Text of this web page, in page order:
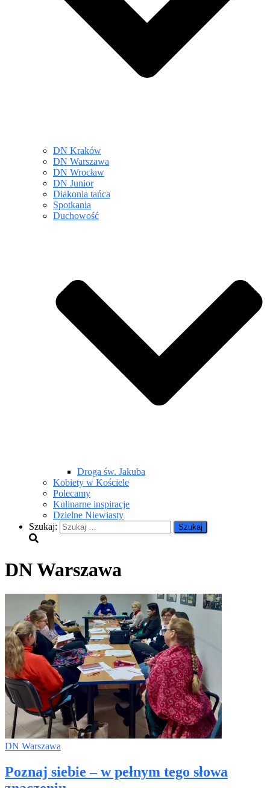
DN Kraków
DN Warszawa
DN Wrocław
DN Junior
Diakonia tańca
Spotkania
Duchowość
Droga św. Jakuba
Kobiety w Kościele
Polecamy
Kulinarne inspiracje
Dzielne Niewiasty
Szukaj:
DN Warszawa
DN Warszawa
Poznaj siebie – w pełnym tego słowa